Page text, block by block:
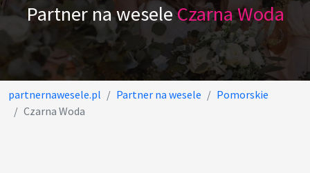
Partner na weseleCzarna Woda
partnernawesele.pl Partner na wesele
Pomorskie
Czarna Woda